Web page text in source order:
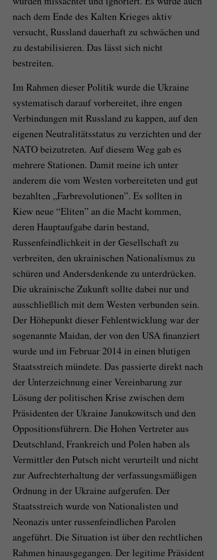
nach dem Ende des Kalten Krieges aktiv
versucht, Russland dauerhaft zu schwächen und
zu destabilisieren. Das lässt sich nicht
bestreiten.
Im Rahmen dieser Politik wurde die Ukraine
systematisch darauf vorbereitet, ihre engen
Verbindungen mit Russland zu kappen, auf den
eigenen Neutralitätsstatus zu verzichten und der
NATO beizutreten. Auf diesem Weg gab es
mehrere Stationen. Damit meine ich unter
anderem die vom Westen vorbereiteten und gut
bezahlten „Farbrevolutionen”. Es sollten in
Kiew neue “Eliten” an die Macht kommen,
deren Hauptaufgabe darin bestand,
Russenfeindlichkeit in der Gesellschaft zu
verbreiten, den ukrainischen Nationalismus zu
schüren und Andersdenkende zu unterdrücken.
Die ukrainische Zukunft sollte dabei nur und
ausschließlich mit dem Westen verbunden sein.
Der Höhepunkt dieser Fehlentwicklung war der
sogenannte Maidan, der von den USA finanziert
wurde und im Februar 2014 in einen blutigen
Staatsstreich mündete. Das passierte direkt nach
der Unterzeichnung einer Vereinbarung zur
Lösung der politischen Krise zwischen dem
Präsidenten der Ukraine Janukowitsch und den
Oppositionsführern. Die Hohen Vertreter aus
Deutschland, Frankreich und Polen haben als
Vermittler den Putsch nicht verurteilt und nicht
zur Aufrechterhaltung der verfassungsmäßigen
Ordnung in der Ukraine aufgerufen. Der
Staatsstreich wurde von Nationalisten und
Neonazis unter russenfeindlichen Parolen
angeführt. Die Situation ist über den rechtlichen
Rahmen hinausgegangen. Der legitime Präsident